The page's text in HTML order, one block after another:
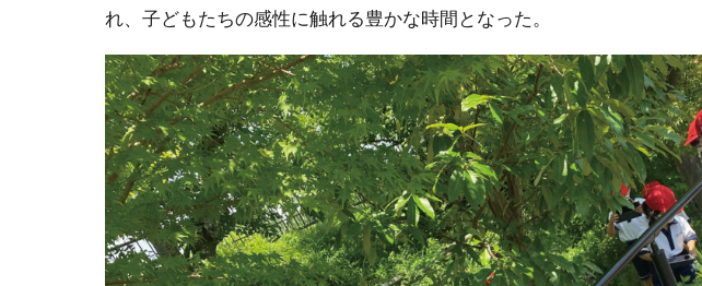
れ、子どもたちの感性に触れる豊かな時間となった。